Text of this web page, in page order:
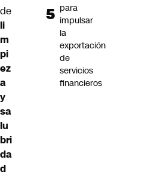
de
li
m
pi
ez
a
y
sa
lu
bri
da
d
para
impulsar
la
exportación
de
servicios
financieros